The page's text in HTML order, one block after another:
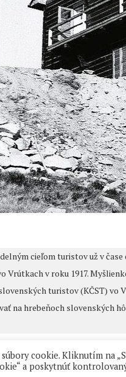
cieľom turistov už v
Vrútkach v roku 1917.
turistov (KČST) vo
na hrebeňoch
cookie. Kliknutím na
a poskytnúť